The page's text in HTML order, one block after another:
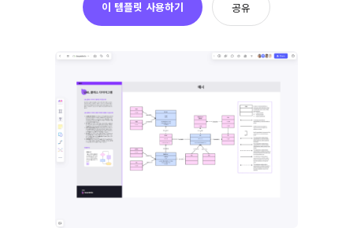
UI/UX 도구, 피그마 대안
솔루션
다이어그램
이 템플릿 사용하기 공유